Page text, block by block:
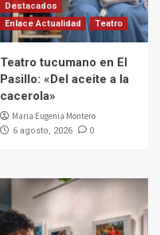
Destacados
Enlace Actualidad
Teatro
Teatro tucumano en El
Pasillo: «Del aceite a la
cacerola»
Maria Eugenia Montero
6 agosto, 2026 0